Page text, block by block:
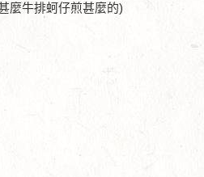
麼牛排蚵仔煎甚麼的)